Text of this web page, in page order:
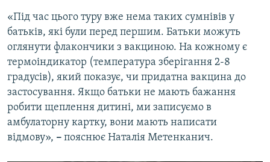
«Під час цього туру вже нема таких сумнівів у
батьків, які були перед першим. Батьки можуть
оглянути флакончики з вакциною. На кожному є
термоіндикатор (температура зберігання 2-8
градусів), який показує, чи придатна вакцина до
застосування. Якщо батьки не мають бажання
робити щеплення дитині, ми записуємо в
амбулаторну картку, вони мають написати
відмову», – пояснює Наталія Метенканич.